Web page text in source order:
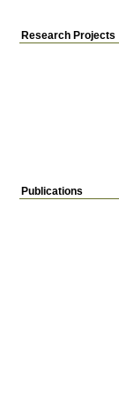
Research Projects
Publications